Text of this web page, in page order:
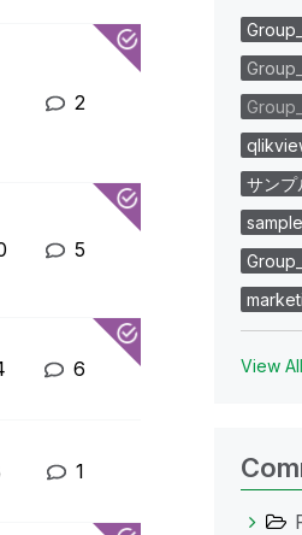
2
5
6
1
サンプ
sample
View